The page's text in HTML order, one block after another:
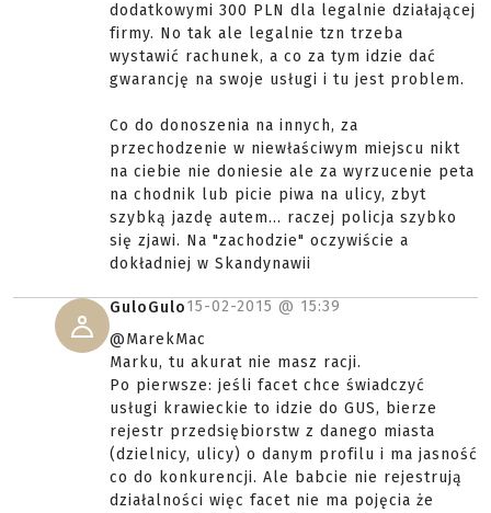
dodatkowymi 300 PLN dla legalnie działającej
firmy. No tak ale legalnie tzn trzeba
wystawić rachunek, a co za tym idzie dać
gwarancję na swoje usługi i tu jest problem.
Co do donoszenia na innych, za
przechodzenie w niewłaściwym miejscu nikt
na ciebie nie doniesie ale za wyrzucenie peta
na chodnik lub picie piwa na ulicy, zbyt
szybką jazdę autem... raczej policja szybko
się zjawi. Na "zachodzie" oczywiście a
dokładniej w Skandynawii
GuloGulo15-02-2015 @ 15:39
@MarekMac
Marku, tu akurat nie masz racji.
Po pierwsze: jeśli facet chce świadczyć
usługi krawieckie to idzie do GUS, bierze
rejestr przedsiębiorstw z danego miasta
(dzielnicy, ulicy) o danym profilu i ma jasność
co do konkurencji. Ale babcie nie rejestrują
działalności więc facet nie ma pojęcia że